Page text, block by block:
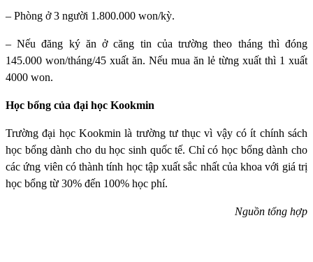
– Phòng ở 3 người 1.800.000 won/kỳ.
– Nếu đăng ký ăn ở căng tin của trường theo tháng thì đóng
145.000 won/tháng/45 xuất ăn. Nếu mua ăn lẻ từng xuất thì 1 xuất
4000 won.
Học bổng của đại học Kookmin
Trường đại học Kookmin là trường tư thục vì vậy có ít chính sách
học bổng dành cho du học sinh quốc tế. Chỉ có học bổng dành cho
các ứng viên có thành tính học tập xuất sắc nhất của khoa với giá trị
học bổng từ 30% đến 100% học phí.
Nguồn tổng hợp